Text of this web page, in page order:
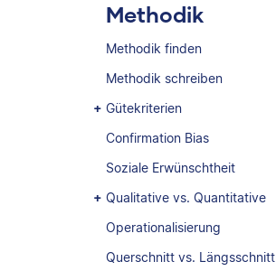
Methodik
Methodik finden
Methodik schreiben
Gütekriterien
Confirmation Bias
Soziale Erwünschtheit
Qualitative vs. Quantitative
Operationalisierung
Querschnitt vs. Längsschnitt